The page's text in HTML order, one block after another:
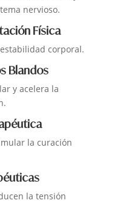
nervioso.
Física
corporal.
Blandos
y acelera la
la curación
la tensión